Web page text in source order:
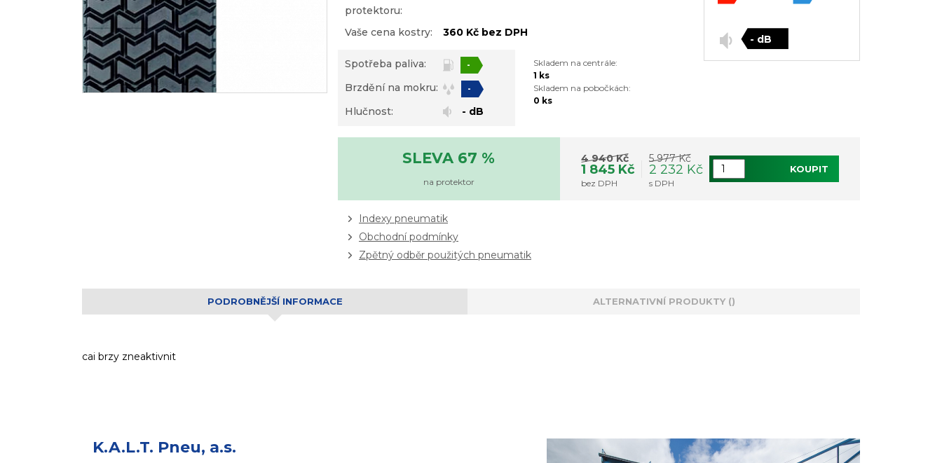
protektoru:
Vaše cena kostry: 360 Kč bez DPH
Spotřeba paliva: -
Brzdění na mokru: -
Hlučnost: - dB
Skladem na centrále:
1 ks
Skladem na pobočkách:
0 ks
- dB
SLEVA 67 %
na protektor
4 940 Kč
1 845 Kč
bez DPH
5 977 Kč
2 232 Kč
s DPH
KOUPIT
Indexy pneumatik
Obchodní podmínky
Zpětný odběr použitých pneumatik
PODROBNĚJŠÍ INFORMACE ALTERNATIVNÍ PRODUKTY ()
cai brzy zneaktivnit
K.A.L.T. Pneu, a.s.